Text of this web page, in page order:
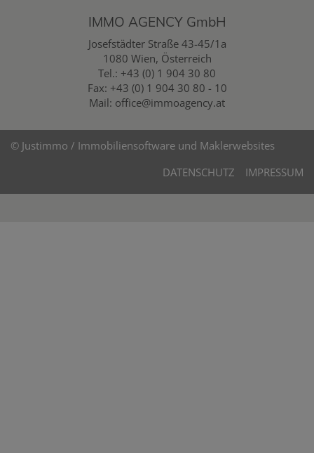
IMMO AGENCY GmbH
Josefstädter Straße 43-45/1a
1080 Wien, Österreich
Tel.: +43 (0) 1 904 30 80
Fax: +43 (0) 1 904 30 80 - 10
Mail: office@immoagency.at
© Justimmo / Immobiliensoftware und Maklerwebsites
DATENSCHUTZ
IMPRESSUM